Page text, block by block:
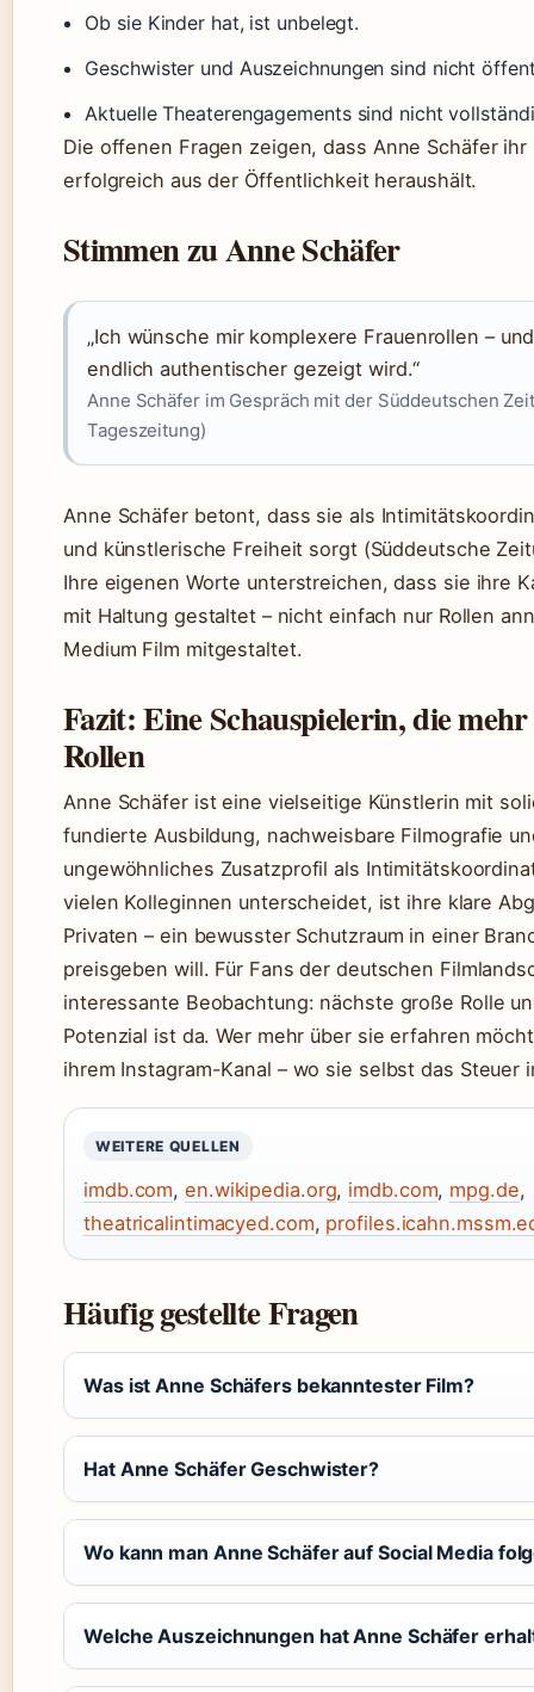
Ob sie Kinder hat, ist unbelegt.
Geschwister und Auszeichnungen sind nicht
Aktuelle Theaterengagements sind nicht
Die offenen Fragen zeigen, dass Anne Schäfer ihr
erfolgreich aus der Öffentlichkeit heraushält.
Stimmen zu Anne Schäfer
„Ich wünsche mir komplexere Frauenrollen –
endlich authentischer gezeigt wird.“
Anne Schäfer im Gespräch mit der Süddeutschen
Tageszeitung)
Anne Schäfer betont, dass sie als
und künstlerische Freiheit sorgt (Süddeutsche
Ihre eigenen Worte unterstreichen, dass sie ihre
mit Haltung gestaltet – nicht einfach nur Rollen
Medium Film mitgestaltet.
Fazit: Eine Schauspielerin, die
Rollen
Anne Schäfer ist eine vielseitige Künstlerin mit
fundierte Ausbildung, nachweisbare Filmografie
ungewöhnliches Zusatzprofil als
vielen Kolleginnen unterscheidet, ist ihre klare
Privaten – ein bewusster Schutzraum in einer
preisgeben will. Für Fans der deutschen
interessante Beobachtung: nächste große Rolle
Potenzial ist da. Wer mehr über sie erfahren
ihrem Instagram-Kanal – wo sie selbst das Steuer
WEITERE QUELLEN
imdb.com,en.wikipedia.org, imdb.com, mpg.de,
theatricalintimacyed.com,
Häufig gestellte Fragen
Was ist Anne Schäfers bekanntester Film?
Hat Anne Schäfer Geschwister?
Wo kann man Anne Schäfer auf Social Media
Welche Auszeichnungen hat Anne Schäfer